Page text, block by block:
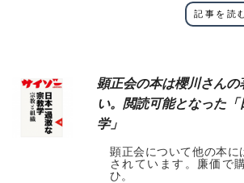
記事を読
顕正会の本は櫻川さんの
い。閲読可能となった
学」
顕正会について他の本に
されています。廉価で
ひ。